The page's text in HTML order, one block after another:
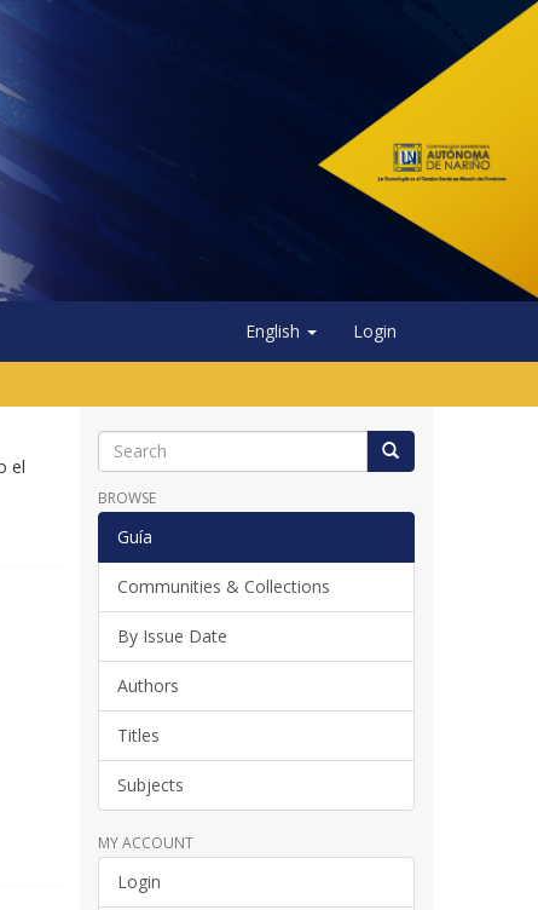
English Login
el
BROWSE
Guía
Communities & Collections
By Issue Date
Authors
Titles
Subjects
MY ACCOUNT
Login